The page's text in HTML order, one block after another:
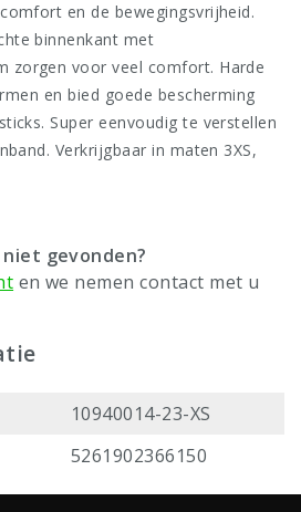
en de bewegingsvrijheid.
binnenkant met
zorgen voor veel comfort. Harde
en bied goede bescherming
Super eenvoudig te verstellen
Verkrijgbaar in maten 3XS,
gevonden?
en we nemen contact met u
10940014-23-XS
5261902366150